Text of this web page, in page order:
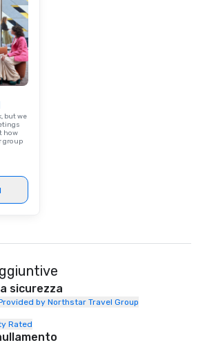
but we
how
group
sicurezza
by Northstar Travel Group
Rated